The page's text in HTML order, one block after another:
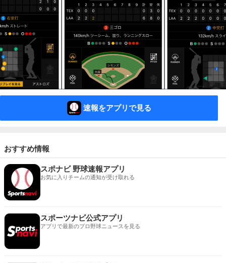
速報をアプリで見る
おすすめ情報
スポナビ 野球速報アプリ
お気に入りチームの通知が受け取れる
スポーツナビ公式アプリ
アプリで最新のプロ野球ニュースを見る